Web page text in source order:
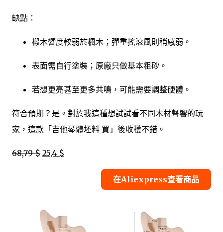
缺點：
椴木響度較弱於楓木；彈重搖滾風則稍感弱。
表面需自行塗裝；原廠只做基本粗砂。
若想更亮甚至更多共鳴，可能需要調整硬體。
符合預期？是。對於我這種想試試看不同木材聲響的玩
家，這款「吉他琴體坯料 買」後收穫不錯。
68,79 $ 25,4 $
在Aliexpress查看商品